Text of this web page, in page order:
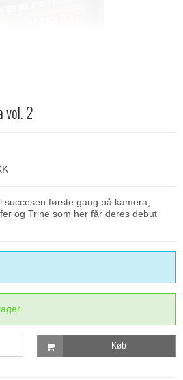
vol. 2
succesen første gang på kamera,
og Trine som her får deres debut
Køb